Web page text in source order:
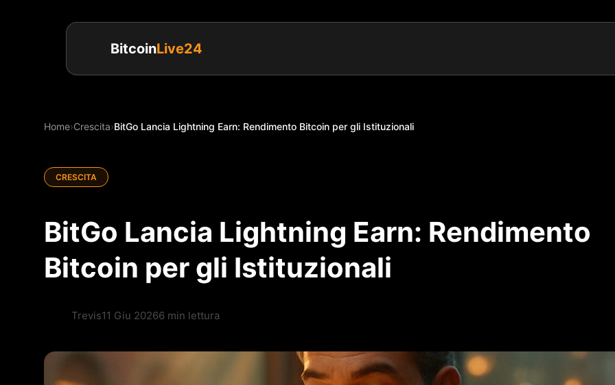
BitcoinLive24
Home›Crescita›BitGo Lancia Lightning Earn: Rendimento Bitcoin per gli Istituzionali
CRESCITA
BitGo Lancia Lightning Earn: Rendimento
Bitcoin per gli Istituzionali
Trevis11 Giu 20266 min lettura